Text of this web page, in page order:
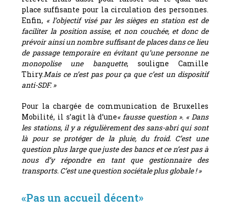
place suffisante pour la circulation des personnes.
Enfin, « l’objectif visé par les sièges en station est de
faciliter la position assise, et non couchée, et donc de
prévoir ainsi un nombre suffisant de places dans ce lieu
de passage temporaire en évitant qu’une personne ne
monopolise une banquette, souligne Camille
Thiry.Mais ce n’est pas pour ça que c’est un dispositif
anti-SDF. »
Pour la chargée de communication de Bruxelles
Mobilité, il s’agit là d’une« fausse question ». « Dans
les stations, il y a régulièrement des sans-abri qui sont
là pour se protéger de la pluie, du froid. C’est une
question plus large que juste des bancs et ce n’est pas à
nous d’y répondre en tant que gestionnaire des
transports. C’est une question sociétale plus globale ! »
«Pas un accueil décent»